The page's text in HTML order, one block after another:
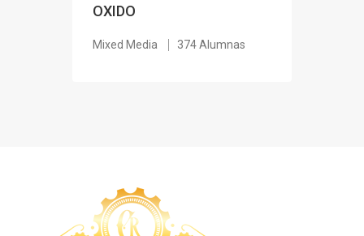
OXIDO
Mixed Media 374 Alumnas